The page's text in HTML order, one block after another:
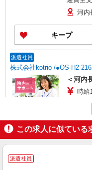
河内
キープ
派遣社員
株式会社kotrio /●OS-H2-
＜河内
時
通費全
河
キープ
派遣社員
この求人に似ている
派遣社員